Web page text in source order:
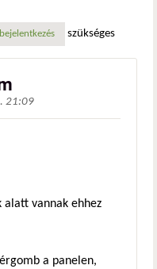
bejelentkezés szükséges
21:09
alatt vannak ehhez
a panelen,